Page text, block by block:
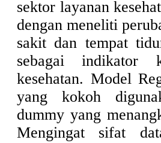
sektor layanan
dengan meneliti
sakit dan tempat
sebagai indikator
kesehatan. Model
yang kokoh
dummy yang
Mengingat sifat